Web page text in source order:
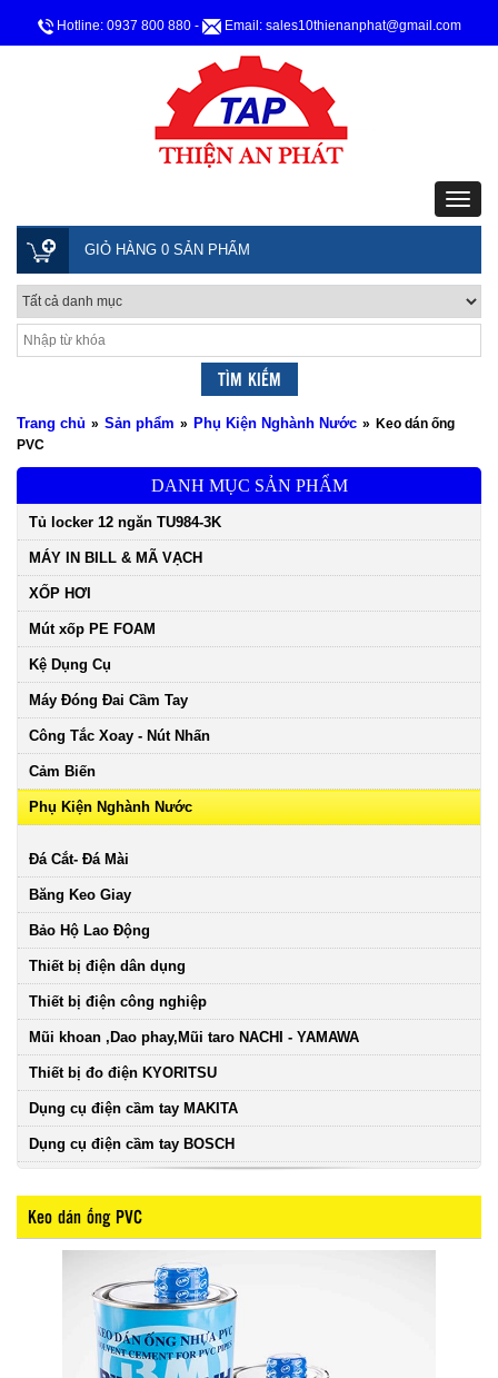
Hotline: 0937 800 880 - Email: sales10thienanphat@gmail.com
GIỎ HÀNG 0 SẢN PHẨM
Trang chủ » Sản phẩm » Phụ Kiện Nghành Nước » Keo dán ống
PVC
DANH MỤC SẢN PHẨM
Tủ locker 12 ngăn TU984-3K
MÁY IN BILL & MÃ VẠCH
XỐP HƠI
Mút xốp PE FOAM
Kệ Dụng Cụ
Máy Đóng Đai Cầm Tay
Công Tắc Xoay - Nút Nhấn
Cảm Biến
Phụ Kiện Nghành Nước
Đá Cắt- Đá Mài
Băng Keo Giay
Bảo Hộ Lao Động
Thiết bị điện dân dụng
Thiết bị điện công nghiệp
Mũi khoan ,Dao phay,Mũi taro NACHI - YAMAWA
Thiết bị đo điện KYORITSU
Dụng cụ điện cầm tay MAKITA
Dụng cụ điện cầm tay BOSCH
Keo dán ống PVC